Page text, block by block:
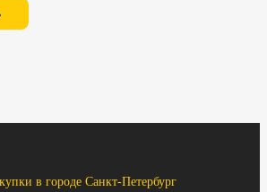
в городе Санкт-Петербург